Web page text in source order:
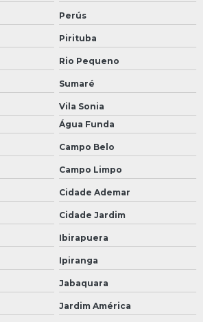
Perús
Pirituba
Rio Pequeno
Sumaré
Vila Sonia
Água Funda
Campo Belo
Campo Limpo
Cidade Ademar
Cidade Jardim
Ibirapuera
Ipiranga
Jabaquara
Jardim América